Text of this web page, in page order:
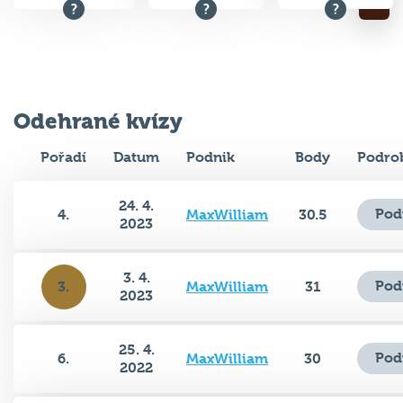
Odehrané kvízy
Pořadí Datum Podnik Body
4.
24. 4.
2023
MaxWilliam 30.5
3.
3. 4.
2023
MaxWilliam 31
6.
25. 4.
2022
MaxWilliam 30